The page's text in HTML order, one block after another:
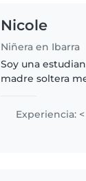
Nicole
Niñera en Ibarra
Soy una
madre soltera
me gusta
me gusta
Experiencia: <